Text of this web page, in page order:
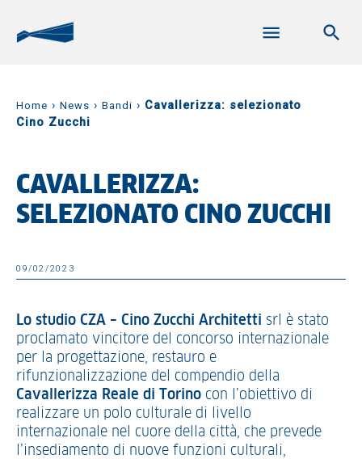
Home › News › Bandi › Cavallerizza: selezionato
Cino Zucchi
CAVALLERIZZA:
SELEZIONATO CINO ZUCCHI
09/02/2023
Lo studio CZA – Cino Zucchi Architetti srl è stato
proclamato vincitore del concorso internazionale
per la progettazione, restauro e
rifunzionalizzazione del compendio della
Cavallerizza Reale di Torino con l’obiettivo di
realizzare un polo culturale di livello
internazionale nel cuore della città, che prevede
l’insediamento di nuove funzioni culturali,